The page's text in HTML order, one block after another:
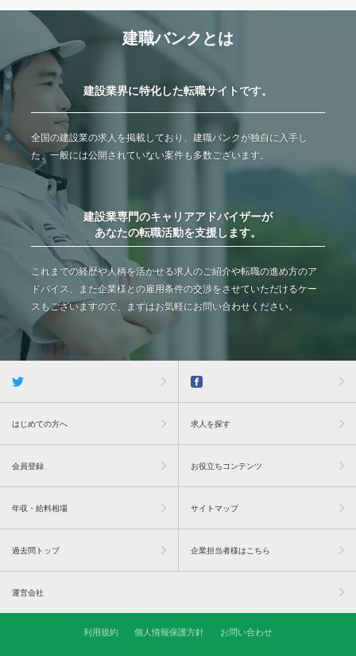
建職バンクとは
建設業界に特化した転職サイトです。
全国の建設業の求人を掲載しており、建職バンクが独自に入手し
た、一般には公開されていない案件も多数ございます。
建設業専門のキャリアアドバイザーが
あなたの転職活動を支援します。
これまでの経歴や人柄を活かせる求人のご紹介や転職の進め方のア
ドバイス、また企業様との雇用条件の交渉をさせていただけるケー
スもございますので、まずはお気軽にお問い合わせください。
はじめての方へ 求人を探す
会員登録 お役立ちコンテンツ
年収・給料相場 サイトマップ
過去問トップ 企業担当者様はこちら
運営会社
利用規約 個人情報保護方針 お問い合わせ